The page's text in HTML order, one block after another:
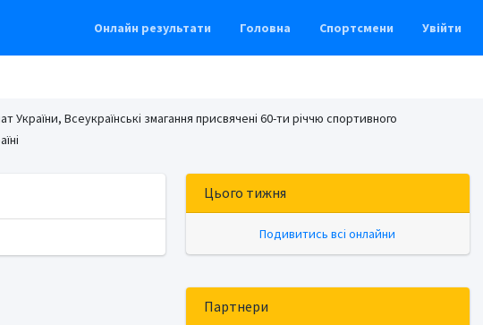
Онлайн результати Головна Спортсмени Увійти
України, Всеукраїнські змагання присвячені 60-ти річчю спортивного
Цього тижня
Подивитись всі онлайни
Партнери